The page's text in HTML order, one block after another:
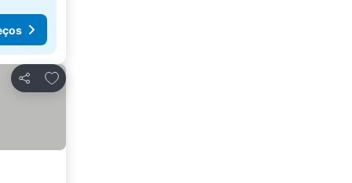
Partilhar
Adicionar aos favoritos